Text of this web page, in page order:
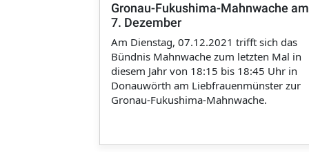
Gronau-Fukushima-Mahnwache am
7. Dezember
Am Dienstag, 07.12.2021 trifft sich das
Bündnis Mahnwache zum letzten Mal in
diesem Jahr von 18:15 bis 18:45 Uhr in
Donauwörth am Liebfrauenmünster zur
Gronau-Fukushima-Mahnwache.